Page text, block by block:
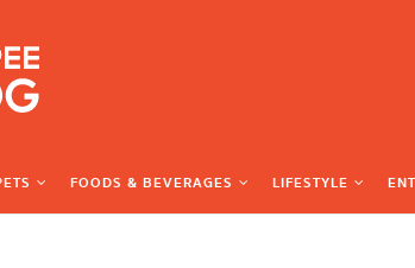
FOODS & BEVERAGES LIFESTYLE